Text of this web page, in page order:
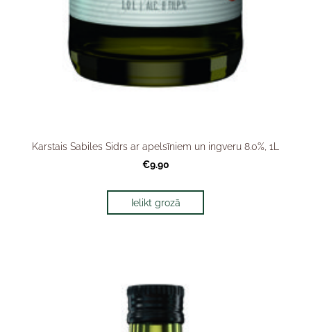
Karstais Sabiles Sidrs ar apelsīniem un ingveru 8.0%, 1L
€9.90
Ielikt grozā